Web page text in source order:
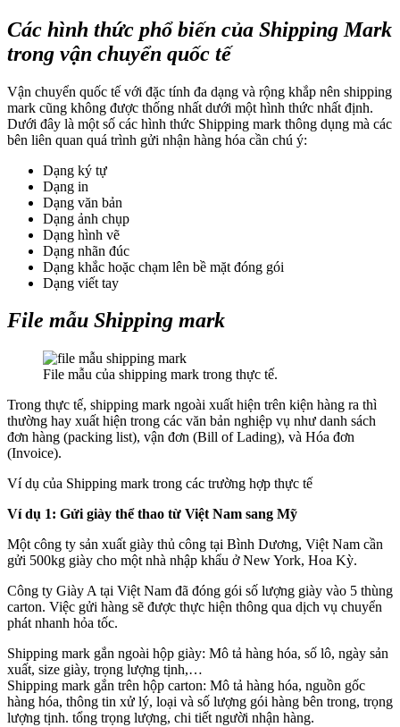
Các hình thức phổ biến của Shipping Mark
trong vận chuyển quốc tế
Vận chuyển quốc tế với đặc tính đa dạng và rộng khắp nên shipping
mark cũng không được thống nhất dưới một hình thức nhất định.
Dưới đây là một số các hình thức Shipping mark thông dụng mà các
bên liên quan quá trình gửi nhận hàng hóa cần chú ý:
Dạng ký tự
Dạng in
Dạng văn bản
Dạng ảnh chụp
Dạng hình vẽ
Dạng nhãn đúc
Dạng khắc hoặc chạm lên bề mặt đóng gói
Dạng viết tay
File mẫu Shipping mark
File mẫu của shipping mark trong thực tế.
Trong thực tế, shipping mark ngoài xuất hiện trên kiện hàng ra thì
thường hay xuất hiện trong các văn bản nghiệp vụ như danh sách
đơn hàng (packing list), vận đơn (Bill of Lading), và Hóa đơn
(Invoice).
Ví dụ của Shipping mark trong các trường hợp thực tế
Ví dụ 1: Gửi giày thể thao từ Việt Nam sang Mỹ
Một công ty sản xuất giày thủ công tại Bình Dương, Việt Nam cần
gửi 500kg giày cho một nhà nhập khẩu ở New York, Hoa Kỳ.
Công ty Giày A tại Việt Nam đã đóng gói số lượng giày vào 5 thùng
carton. Việc gửi hàng sẽ được thực hiện thông qua dịch vụ chuyển
phát nhanh hỏa tốc.
Shipping mark gắn ngoài hộp giày: Mô tả hàng hóa, số lô, ngày sản
xuất, size giày, trọng lượng tịnh,…
Shipping mark gắn trên hộp carton: Mô tả hàng hóa, nguồn gốc
hàng hóa, thông tin xử lý, loại và số lượng gói hàng bên trong, trọng
lượng tịnh. tổng trọng lượng, chi tiết người nhận hàng.